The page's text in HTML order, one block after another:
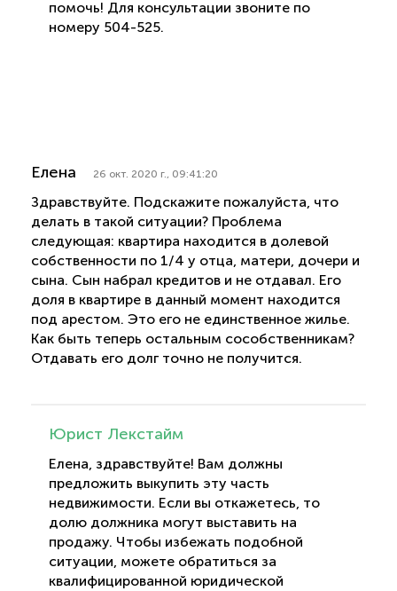
помочь! Для консультации звоните по
номеру 504-525.
Елена 26 окт. 2020 г., 09:41:20
Здравствуйте. Подскажите пожалуйста, что
делать в такой ситуации? Проблема
следующая: квартира находится в долевой
собственности по 1/4 у отца, матери, дочери и
сына. Сын набрал кредитов и не отдавал. Его
доля в квартире в данный момент находится
под арестом. Это его не единственное жилье.
Как быть теперь остальным сособственникам?
Отдавать его долг точно не получится.
Юрист Лекстайм
Елена, здравствуйте! Вам должны
предложить выкупить эту часть
недвижимости. Если вы откажетесь, то
долю должника могут выставить на
продажу. Чтобы избежать подобной
ситуации, можете обратиться за
квалифицированной юридической